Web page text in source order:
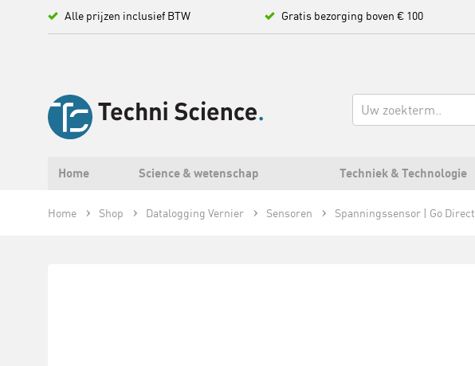
Alle prijzen inclusief BTW Gratis bezorging boven € 100
Home Science & wetenschap Techniek & Technologie
Home Shop Datalogging Vernier Sensoren Spanningssensor | Go Direct